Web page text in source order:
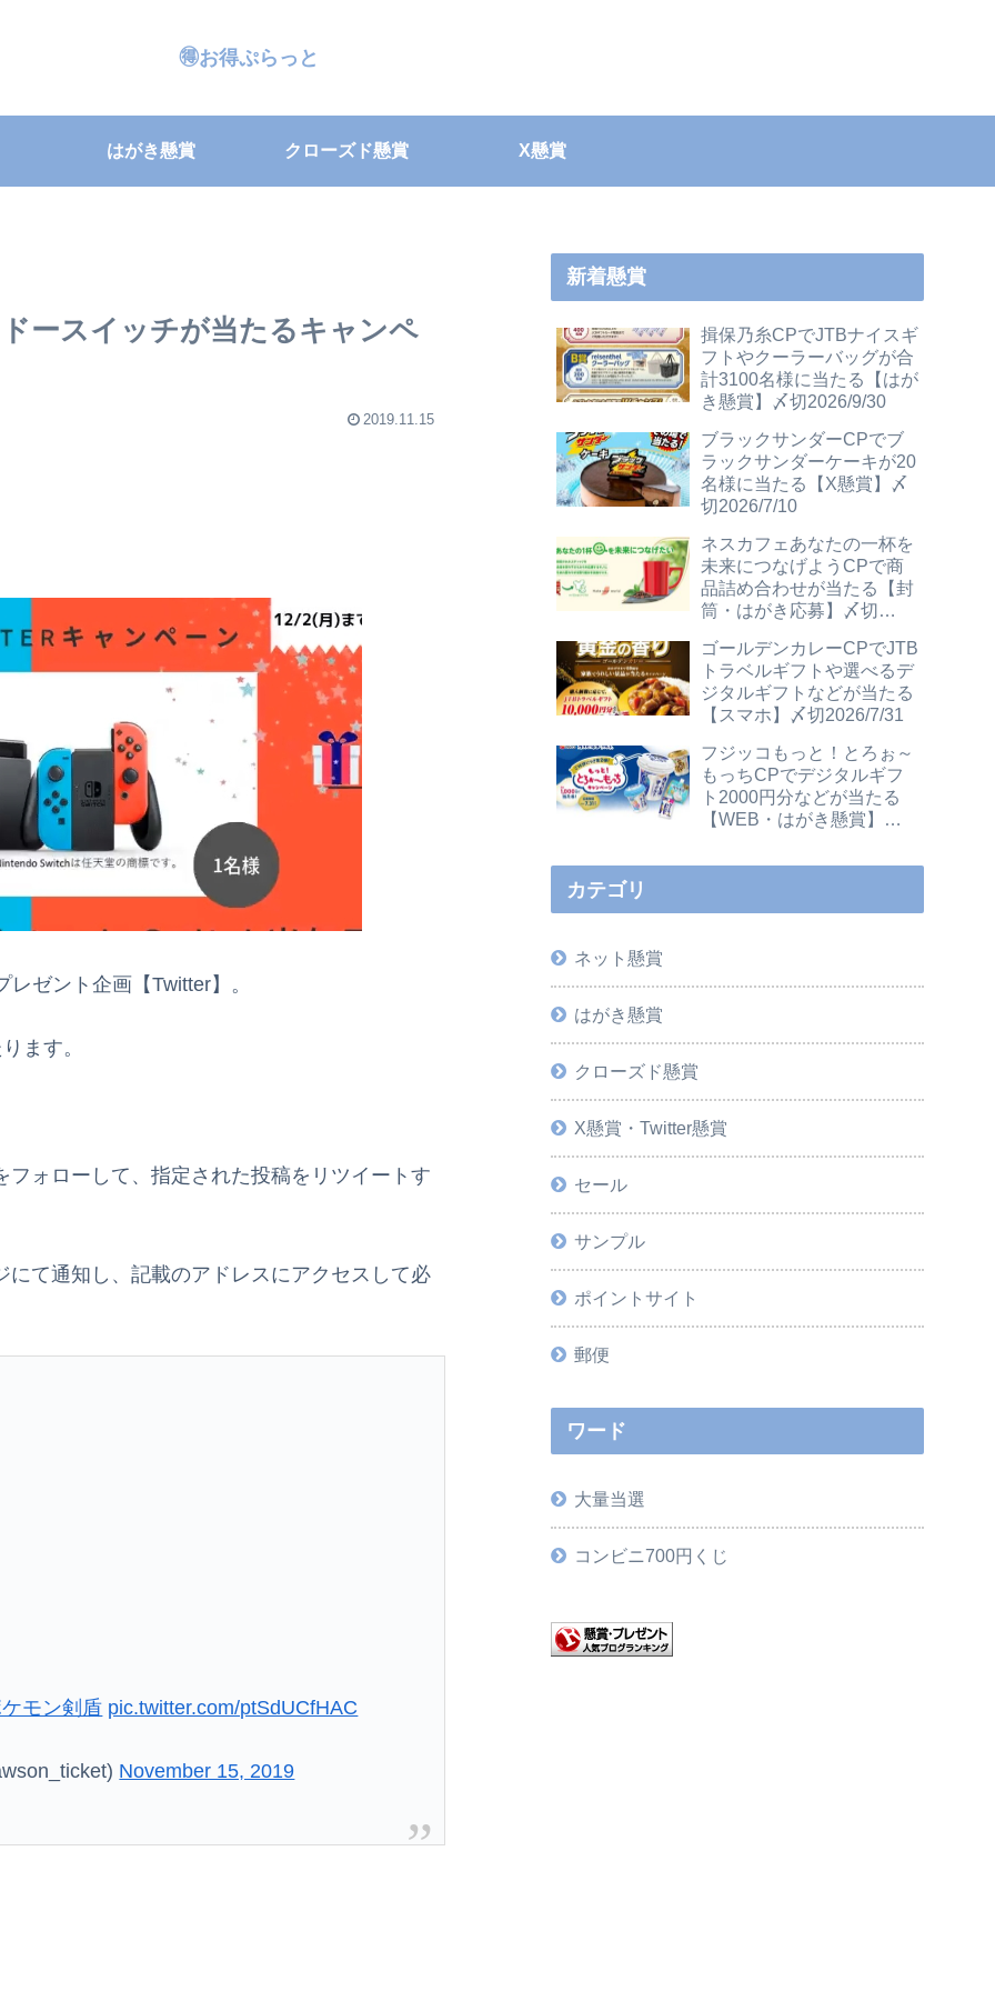
🉐お得ぷらっと
はがき懸賞 クローズド懸賞 X懸賞
ースイッチが当たるキャンペ
2019.11.15
ゼント企画【Twitter】。
ます。
ォローして、指定された投稿をリツイートす
て通知し、記載のアドレスにアクセスして必
モン剣盾 pic.twitter.com/ptSdUCfHAC
November 15, 2019
新着懸賞
揖保乃糸CPでJTBナイスギ
フトやクーラーバッグが合
計3100名様に当たる【はが
き懸賞】〆切2026/9/30
ブラックサンダーCPでブ
ラックサンダーケーキが20
名様に当たる【X懸賞】〆
切2026/7/10
ネスカフェあなたの一杯を
未来につなげようCPで商
品詰め合わせが当たる【封
筒・はがき応募】〆切
ゴールデンカレーCPでJTB
トラベルギフトや選べるデ
ジタルギフトなどが当たる
【スマホ】〆切2026/7/31
フジッコもっと！とろぉ～
もっちCPでデジタルギフ
ト2000円分などが当たる
【WEB・はがき懸賞】〆
カテゴリ
ネット懸賞
はがき懸賞
クローズド懸賞
X懸賞・Twitter懸賞
セール
サンプル
ポイントサイト
郵便
ワード
大量当選
コンビニ700円くじ